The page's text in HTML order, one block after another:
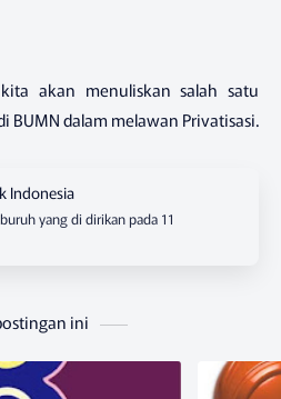
akan menuliskan salah satu
BUMN dalam melawan Privatisasi.
yang di dirikan pada 11
ini